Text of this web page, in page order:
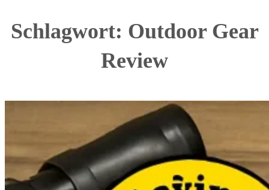
Schlagwort: Outdoor Gear
Review